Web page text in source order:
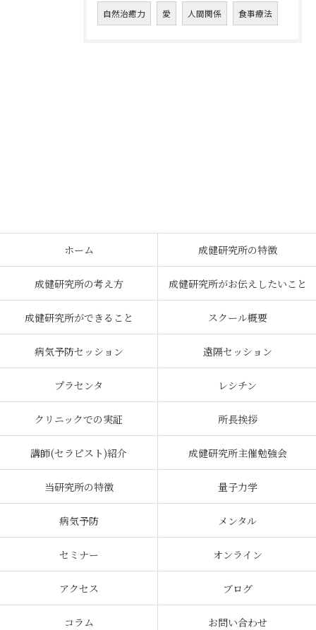
自然治癒力 愛 人間関係 食事療法
ホーム 成健研究所の特徴
成健研究所の考え方 成健研究所がお伝えしたいこと
成健研究所ができること スクール概要
病気予防セッション 遠隔セッション
プラセンタ レシチン
クリニックでの実証 所長挨拶
講師(セラピスト)紹介 成健研究所主催勉強会
当研究所の特徴 量子力学
病気予防 メンタル
セミナー オンライン
アクセス ブログ
コラム お問い合わせ